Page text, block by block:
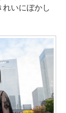
れいにぼかし